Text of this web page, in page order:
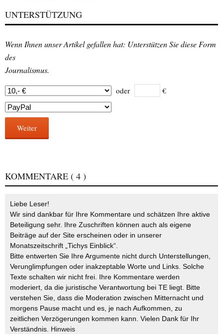
UNTERSTÜTZUNG
Wenn Ihnen unser Artikel gefallen hat: Unterstützen Sie diese Form
des
Journalismus.
oder €
Weiter
KOMMENTARE ( 4 )
Liebe Leser!
Wir sind dankbar für Ihre Kommentare und schätzen Ihre aktive
Beteiligung sehr. Ihre Zuschriften können auch als eigene
Beiträge auf der Site erscheinen oder in unserer
Monatszeitschrift „Tichys Einblick“.
Bitte entwerten Sie Ihre Argumente nicht durch Unterstellungen,
Verunglimpfungen oder inakzeptable Worte und Links. Solche
Texte schalten wir nicht frei. Ihre Kommentare werden
moderiert, da die juristische Verantwortung bei TE liegt. Bitte
verstehen Sie, dass die Moderation zwischen Mitternacht und
morgens Pause macht und es, je nach Aufkommen, zu
zeitlichen Verzögerungen kommen kann. Vielen Dank für Ihr
Verständnis. Hinweis